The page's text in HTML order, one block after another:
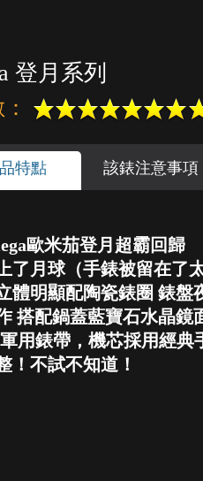
2 3 4 5
登月系列
特點 該錶注意事項
歐米茄登月超霸回歸
了月球（手錶被留在了
體明顯配陶瓷錶圈 錶盤
搭配鍋蓋藍寶石水晶鏡
用錶帶，機芯採用經典
！不試不知道！